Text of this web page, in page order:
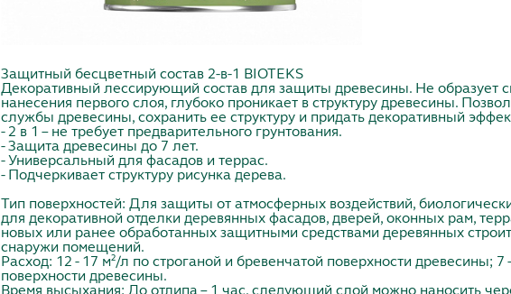
Защитный бесцветный состав 2-в-1 BIOTEKS
Декоративный лессирующий состав для защиты древесины. Не образует
нанесения первого слоя, глубоко проникает в структуру древесины.
службы древесины, сохранить ее структуру и придать декоративный
- 2 в 1 – не требует предварительного грунтования.
- Защита древесины до 7 лет.
- Универсальный для фасадов и террас.
- Подчеркивает структуру рисунка дерева.
Тип поверхностей: Для защиты от атмосферных воздействий,
для декоративной отделки деревянных фасадов, дверей, оконных рам,
новых или ранее обработанных защитными средствами деревянных
снаружи помещений.
Расход: 12 - 17 м²/л по строганой и бревенчатой поверхности древесины; 7
поверхности древесины.